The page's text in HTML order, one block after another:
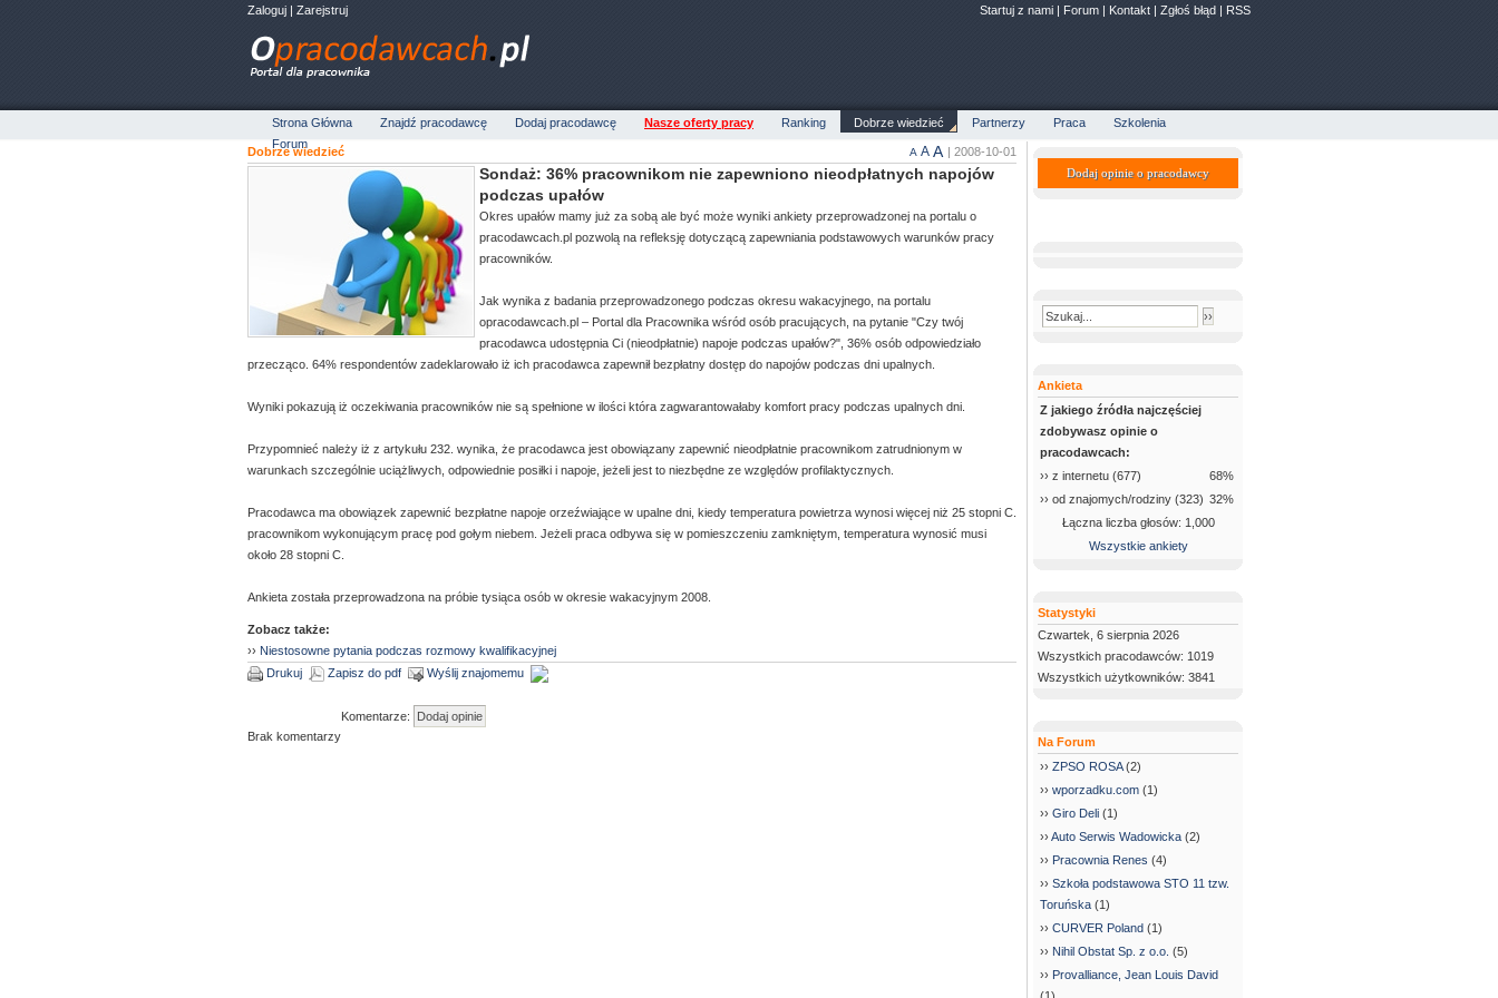
Zaloguj | Zarejstruj Startuj z nami | Forum | Kontakt | Zgłoś błąd | RSS
Strona Główna Znajdź pracodawcę Dodaj pracodawcę Nasze oferty pracy Ranking Dobrze wiedzieć Partnerzy Praca
Szkolenia
Forum
Dodaj opinie o pracodawcy
Ankieta
Z jakiego źródła najczęściej
zdobywasz opinie o
pracodawcach:
›› z internetu (677)
68%
›› od znajomych/rodziny (323) 32%
Łączna liczba głosów: 1,000
Wszystkie ankiety
Statystyki
Czwartek, 6 sierpnia 2026
Wszystkich pracodawców: 1019
Wszystkich użytkowników: 3841
Na Forum
›› ZPSO ROSA(2)
›› wporzadku.com (1)
›› Giro Deli (1)
››Auto Serwis Wadowicka (2)
›› Pracownia Renes (4)
›› Szkoła podstawowa STO 11 tzw.
Toruńska (1)
›› CURVER Poland (1)
›› Nihil Obstat Sp. z o.o. (5)
›› Provalliance, Jean Louis David
Dobrze wiedzieć A A A | 2008-10-01
Sondaż: 36% pracownikom nie zapewniono nieodpłatnych napojów
podczas upałów
Okres upałów mamy już za sobą ale być może wyniki ankiety przeprowadzonej na portalu o
pracodawcach.pl pozwolą na refleksję dotyczącą zapewniania podstawowych warunków pracy
pracowników.
Jak wynika z badania przeprowadzonego podczas okresu wakacyjnego, na portalu
opracodawcach.pl – Portal dla Pracownika wśród osób pracujących, na pytanie "Czy twój
pracodawca udostępnia Ci (nieodpłatnie) napoje podczas upałów?", 36% osób odpowiedziało
przecząco. 64% respondentów zadeklarowało iż ich pracodawca zapewnił bezpłatny dostęp do napojów podczas dni upalnych.
Wyniki pokazują iż oczekiwania pracowników nie są spełnione w ilości która zagwarantowałaby komfort pracy podczas upalnych dni.
Przypomnieć należy iż z artykułu 232. wynika, że pracodawca jest obowiązany zapewnić nieodpłatnie pracownikom zatrudnionym w
warunkach szczególnie uciążliwych, odpowiednie posiłki i napoje, jeżeli jest to niezbędne ze względów profilaktycznych.
Pracodawca ma obowiązek zapewnić bezpłatne napoje orzeźwiające w upalne dni, kiedy temperatura powietrza wynosi więcej niż 25 stopni C.
pracownikom wykonującym pracę pod gołym niebem. Jeżeli praca odbywa się w pomieszczeniu zamkniętym, temperatura wynosić musi
około 28 stopni C.
Ankieta została przeprowadzona na próbie tysiąca osób w okresie wakacyjnym 2008.
Zobacz także:
›› Niestosowne pytania podczas rozmowy kwalifikacyjnej
Drukuj
Zapisz do pdf Wyślij znajomemu
Komentarze:
Brak komentarzy